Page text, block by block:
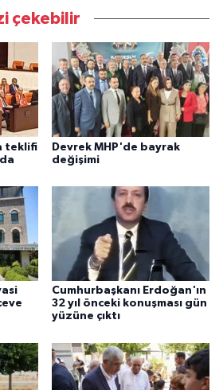
çekebilir
teklifi
Devrek MHP'de bayrak
değişimi
Cumhurbaşkanı Erdoğan'ın
32 yıl önceki konuşması gün
yüzüne çıktı